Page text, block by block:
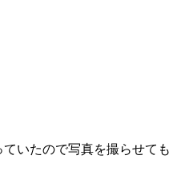
いたので写真を撮らせても